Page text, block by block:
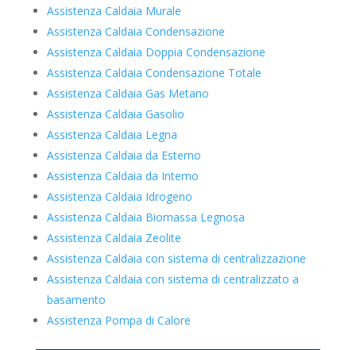
Assistenza Caldaia Murale
Assistenza Caldaia Condensazione
Assistenza Caldaia Doppia Condensazione
Assistenza Caldaia Condensazione Totale
Assistenza Caldaia Gas Metano
Assistenza Caldaia Gasolio
Assistenza Caldaia Legna
Assistenza Caldaia da Esterno
Assistenza Caldaia da Interno
Assistenza Caldaia Idrogeno
Assistenza Caldaia Biomassa Legnosa
Assistenza Caldaia Zeolite
Assistenza Caldaia con sistema di centralizzazione
Assistenza Caldaia con sistema di centralizzato a
basamento
Assistenza Pompa di Calore